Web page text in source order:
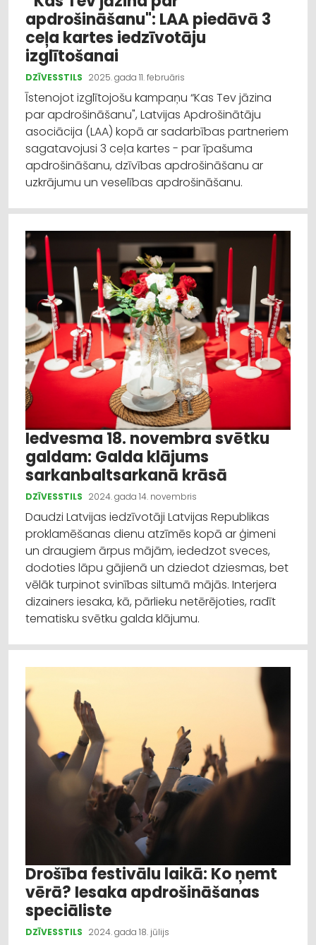
apdrošināšanu": LAA piedāvā 3
ceļa kartes iedzīvotāju
izglītošanai
DZĪVESSTILS 2025. gada 11. februāris
Īstenojot izglītojošu kampaņu “Kas Tev jāzina
par apdrošināšanu", Latvijas Apdrošinātāju
asociācija (LAA) kopā ar sadarbības partneriem
sagatavojusi 3 ceļa kartes - par īpašuma
apdrošināšanu, dzīvības apdrošināšanu ar
uzkrājumu un veselības apdrošināšanu.
Iedvesma 18. novembra svētku
galdam: Galda klājums
sarkanbaltsarkanā krāsā
DZĪVESSTILS 2024. gada 14. novembris
Daudzi Latvijas iedzīvotāji Latvijas Republikas
proklamēšanas dienu atzīmēs kopā ar ģimeni
un draugiem ārpus mājām, iededzot sveces,
dodoties lāpu gājienā un dziedot dziesmas, bet
vēlāk turpinot svinības siltumā mājās. Interjera
dizainers iesaka, kā, pārlieku netērējoties, radīt
tematisku svētku galda klājumu.
Drošība festivālu laikā: Ko ņemt
vērā? Iesaka apdrošināšanas
speciāliste
DZĪVESSTILS 2024. gada 18. jūlijs